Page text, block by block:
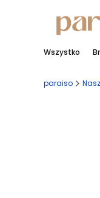
Wszystko
paraiso